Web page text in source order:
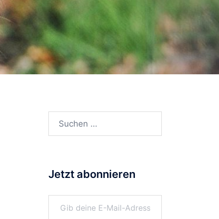
Suchen
Jetzt abonnieren
Gib deine E-Mail-Adresse ein ...